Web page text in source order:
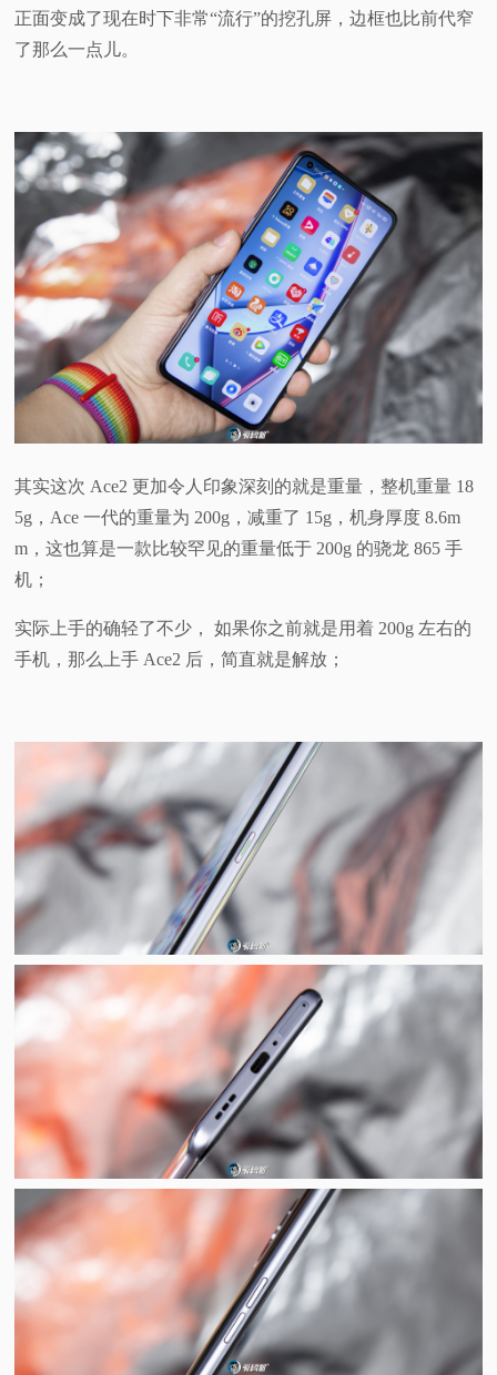
正面变成了现在时下非常“流行”的挖孔屏，边框也比前代窄
了那么一点儿。
其实这次 Ace2 更加令人印象深刻的就是重量，整机重量 18
5g，Ace 一代的重量为 200g，减重了 15g，机身厚度 8.6m
m，这也算是一款比较罕见的重量低于 200g 的骁龙 865 手
机；
实际上手的确轻了不少， 如果你之前就是用着 200g 左右的
手机，那么上手 Ace2 后，简直就是解放；